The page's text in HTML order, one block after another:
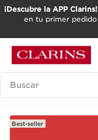
IR AL CONTENIDO
¡Descubre la APP Clarins!
en tu primer pedido
Leyenda
Best-seller